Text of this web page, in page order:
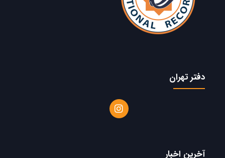
دفتر تهران
آخرین اخبار